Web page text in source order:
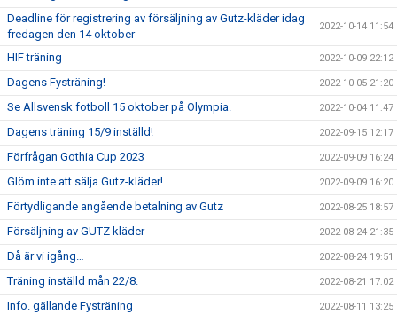
Deadline för registrering av försäljning av Gutz-kläder idag
fredagen den 14 oktober
2022-10-14 11:54
HIF träning 2022-10-09 22:12
Dagens Fysträning! 2022-10-05 21:20
Se Allsvensk fotboll 15 oktober på Olympia. 2022-10-04 11:47
Dagens träning 15/9 inställd! 2022-09-15 12:17
Förfrågan Gothia Cup 2023 2022-09-09 16:24
Glöm inte att sälja Gutz-kläder! 2022-09-09 16:20
Förtydligande angående betalning av Gutz 2022-08-25 18:57
Försäljning av GUTZ kläder 2022-08-24 21:35
Då är vi igång… 2022-08-24 19:51
Träning inställd mån 22/8. 2022-08-21 17:02
Info. gällande Fysträning 2022-08-11 13:25